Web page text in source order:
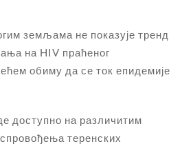
земљама не показује тренд
на HIV праћеног
обиму да се ток епидемије
доступно на различитим
теренских